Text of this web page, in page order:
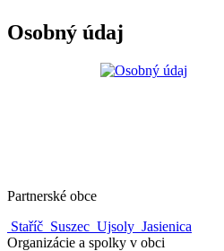
Osobný údaj
Partnerské obce
Staříč Suszec Ujsoly Jasienica
Organizácie a spolky v obci